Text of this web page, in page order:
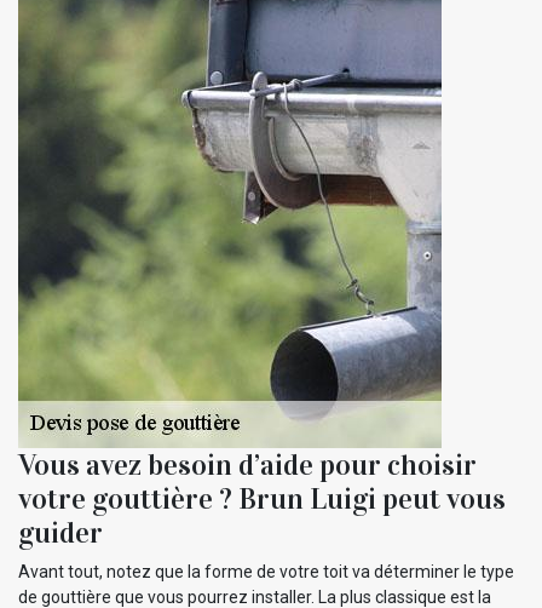
Vous avez besoin d’aide pour choisir
votre gouttière ? Brun Luigi peut vous
guider
Avant tout, notez que la forme de votre toit va déterminer le type
de gouttière que vous pourrez installer. La plus classique est la